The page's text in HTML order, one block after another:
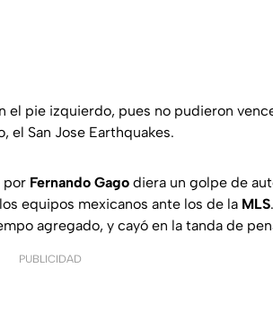
el pie izquierdo, pues no pudieron
el San Jose Earthquakes.
por Fernando Gago diera un golpe de
equipos mexicanos ante los de la MLS
agregado, y cayó en la tanda de
PUBLICIDAD